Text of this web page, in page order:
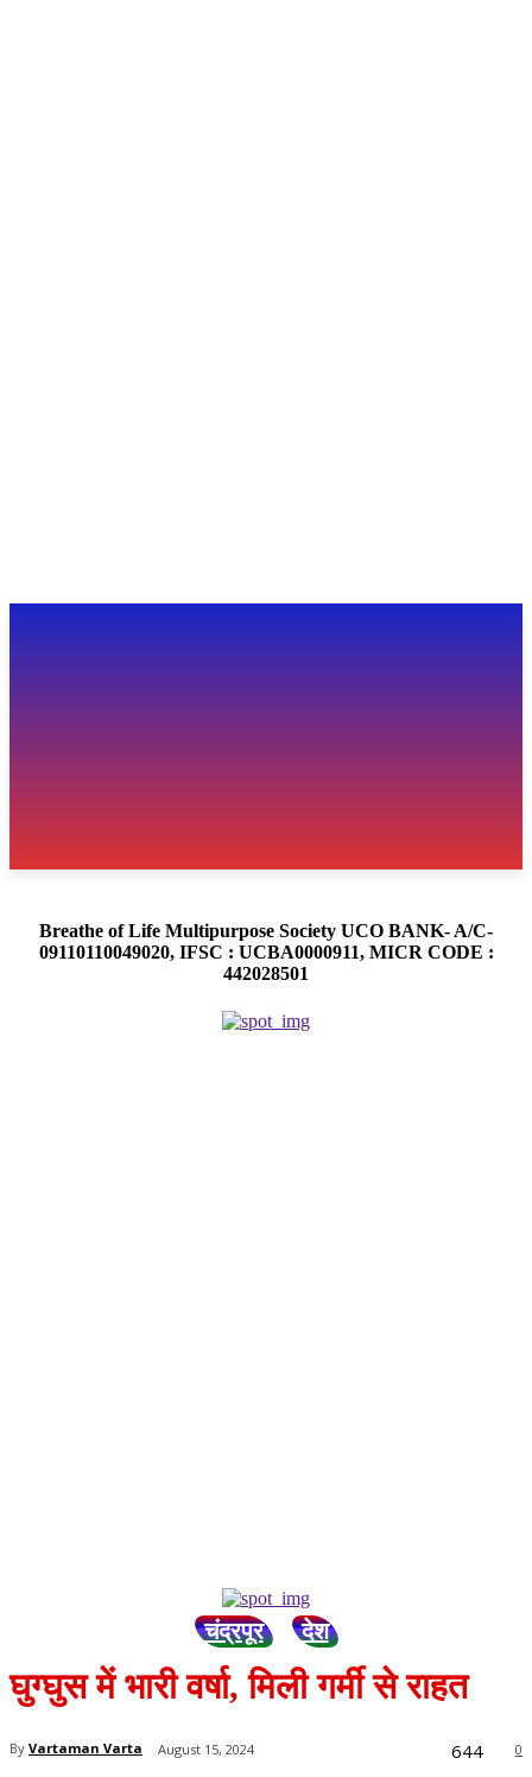
Breathe of Life Multipurpose Society UCO BANK- A/C-
09110110049020, IFSC : UCBA0000911, MICR CODE :
442028501
चंद्रपूर देश
घुग्घुस में भारी वर्षा, मिली गर्मी से राहत
By Vartaman Varta August 15, 2024 0
644